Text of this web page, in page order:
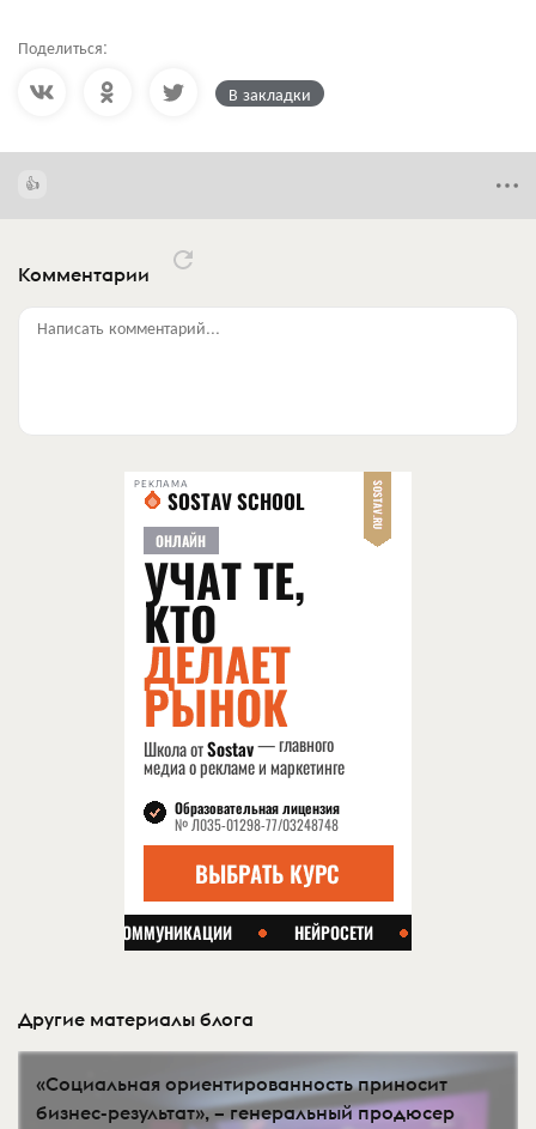
Поделиться:
В закладки
Комментарии
Написать комментарий...
РЕКЛАМА
Другие материалы блога
«Социальная ориентированность приносит
бизнес-результат», – генеральный продюсер